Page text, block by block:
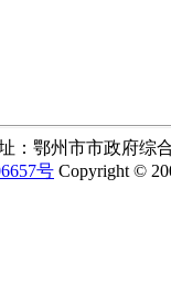
鄂州市市政府综
号 Copyright ©